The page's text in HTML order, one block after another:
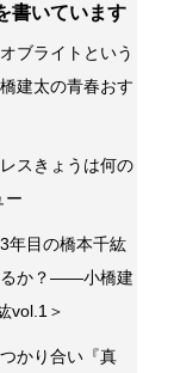
書いています
ブライトという
建太の青春おす
スきょうは何の
ー
年目の橋本千紘
るか？――小橋建
vol.1＞
かり合い『真